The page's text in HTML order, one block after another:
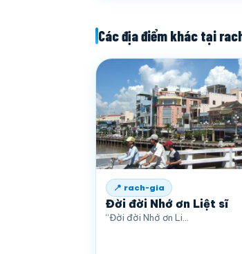
Các địa điểm khác tại
📍 rach-gia
Đời đời Nhớ ơn Liệt sĩ
“Đời đời Nhớ ơn Li…